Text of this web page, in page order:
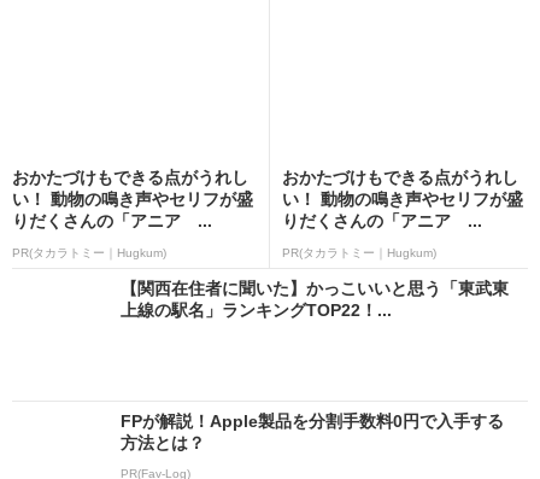
おかたづけもできる点がうれし
い！ 動物の鳴き声やセリフが盛
りだくさんの「アニア ...
PR(タカラトミー｜Hugkum)
おかたづけもできる点がうれし
い！ 動物の鳴き声やセリフが盛
りだくさんの「アニア ...
PR(タカラトミー｜Hugkum)
【関西在住者に聞いた】かっこいいと思う「東武東
上線の駅名」ランキングTOP22！...
FPが解説！Apple製品を分割手数料0円で入手する
方法とは？
PR(Fav-Log)